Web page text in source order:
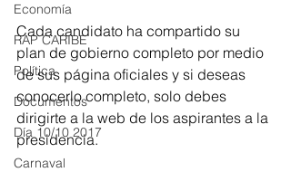
Economía
RAP CARIBE
Política
Documentos
Día 10/10 2017
Carnaval
Cada candidato ha compartido su
plan de gobierno completo por medio
de sus página oficiales y si deseas
conocerlo completo, solo debes
dirigirte a la web de los aspirantes a la
presidencia.